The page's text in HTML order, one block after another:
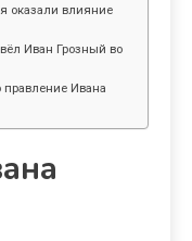
оказали влияние
Иван Грозный во
правление Ивана